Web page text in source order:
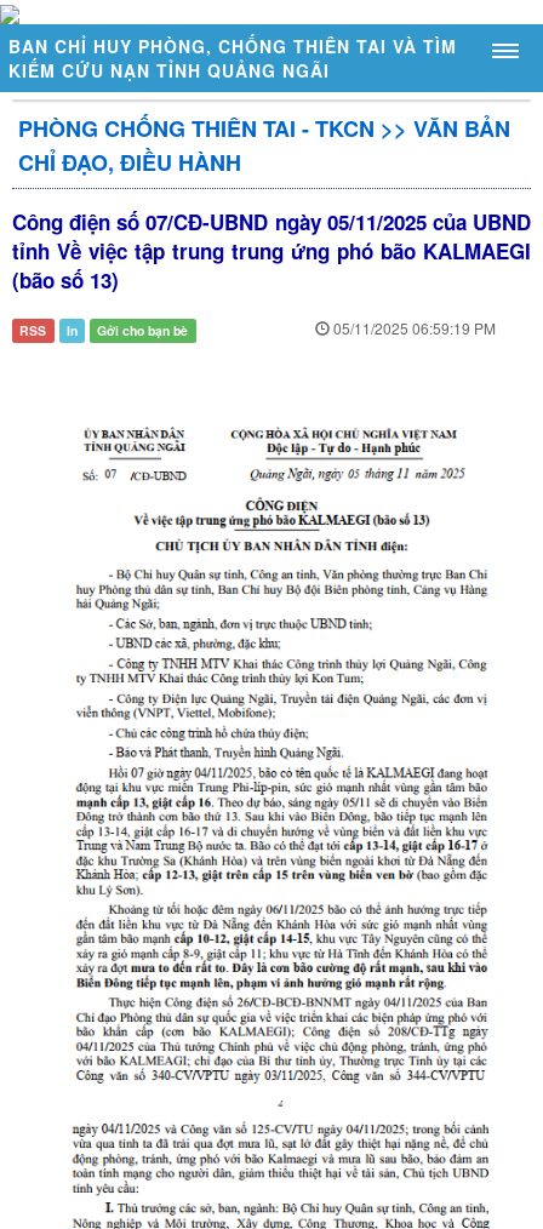
BAN CHỈ HUY PHÒNG, CHỐNG THIÊN TAI VÀ TÌM
KIẾM CỨU NẠN TỈNH QUẢNG NGÃI
GIỚI THIỆU
Sơ đồ tổ chức
Chức năng, nhiệm vụ
Đặc điểm thiên tai tỉnh Quảng Ngãi
DỰ BÁO - CẢNH BÁO
Trạm đo mực nước tự động
Trạm đo mưa tự động
Mực nước ngầm tràn
Mực nước sông
Mực nước hồ chứa
PHÒNG CHỐNG THIÊN TAI - TKCN
Văn bản chỉ đạo, điều hành
Hoạt động PCTT, TKCN
Quỹ Phòng, chống thiên tai
THỦY LỢI, ĐÊ ĐIỀU, NSNT
Phương án Ứng phó THKC các hồ chứa nước
Bản đồ ngập lụt các hồ chứa nước
TÀI LIỆU VỀ PCTT
Kiến thức về PCTT
Tài liệu truyền thông
Phương án, Kế hoạch về Phòng, chống thiên tai
BẢN ĐỒ
PHÒNG CHỐNG THIÊN TAI - TKCN >> VĂN BẢN
CHỈ ĐẠO, ĐIỀU HÀNH
Công điện số 07/CĐ-UBND ngày 05/11/2025 của UBND
tỉnh Về việc tập trung trung ứng phó bão KALMAEGI
(bão số 13)
RSS In Gởi cho bạn bè 05/11/2025 06:59:19 PM